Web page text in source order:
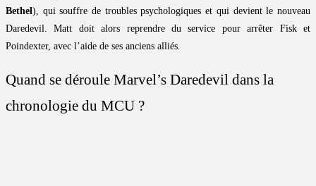
Bethel), qui souffre de troubles psychologiques et qui devient le nouveau
Daredevil. Matt doit alors reprendre du service pour arrêter Fisk et
Poindexter, avec l’aide de ses anciens alliés.
Quand se déroule Marvel’s Daredevil dans la
chronologie du MCU ?